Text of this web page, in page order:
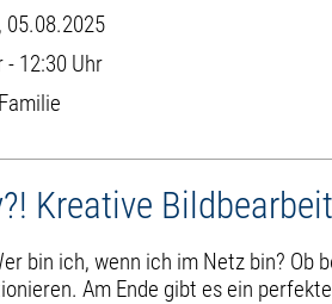
05.08.2025
- 12:30 Uhr
Kreative
bin ich, wenn ich im Netz bin?
Am Ende gibt es ein